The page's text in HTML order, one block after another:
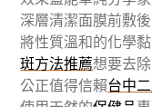
深層清潔面膜前敷
將性質溫和的化學
斑方法推薦想要去
公正值得信賴台中